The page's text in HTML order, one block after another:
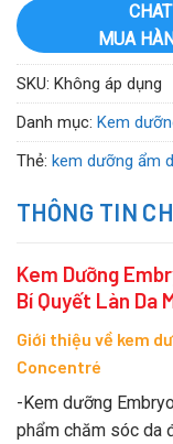
MUA
SKU: Không áp dụng
Danh mục: Kem
Thẻ: kem dưỡng ẩm
THÔNG TIN
Kem Dưỡng
Bí Quyết Làn Da
Giới thiệu về kem
Concentré
-Kem dưỡng
phẩm chăm sóc da